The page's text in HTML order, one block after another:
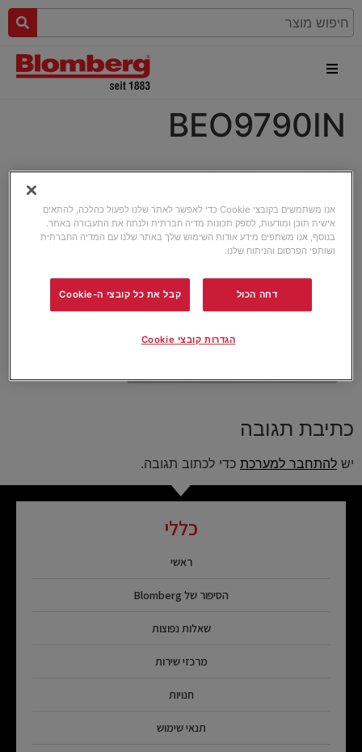
BEO9790IN
כתיבת תגובה
יש להתחבר למערכת כדי לכתוב תגובה.
כללי
ראשי
הסיפור של Blomberg
שאלות נפוצות
מרכזי שירות
חנויות
תנאי שימוש
אנו משתמשים בקובצי Cookie כדי לאפשר לאתר שלנו לפעול כהלכה, להתאים
אישית תוכן ומודעות, לספק תכונות מדיה חברתית ולנתח את התעבורה באתר.
בנוסף, אנו משתפים מידע אודות השימוש שלך באתר שלנו עם המדיה החברתית
ושותפי הפרסום והניתוח שלנו.
דחה הכול קבל את כל קובצי ה-Cookie
הגדרות קובצי Cookie